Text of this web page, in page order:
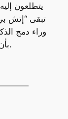
يتطلعون
وراء دمج
بأن المستقبل يحمل لها الكثير من الفرص.